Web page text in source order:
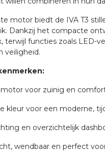
motor biedt de IVA T3
Dankzij het compacte
terwijl functies zoals LED-
veiligheid.
voor zuinig en
kleur voor een moderne,
en overzichtelijk
wendbaar en perfect